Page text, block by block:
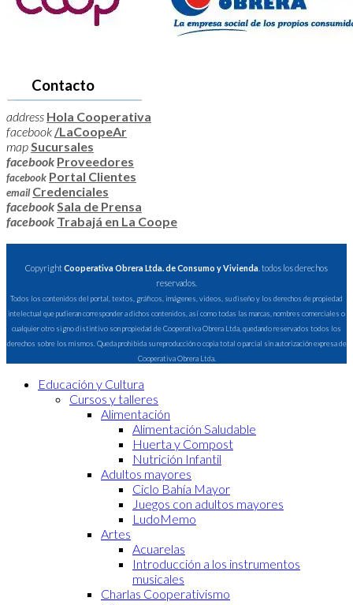
Contacto
address Hola Cooperativa
facebook /LaCoopeAr
mapSucursales
facebook Proveedores
facebook Portal Clientes
email Credenciales
facebookSala de Prensa
facebook Trabajá en La Coope
CopyrightCooperativa Obrera Ltda. de Consumo y Vivienda . todos los derechos
reservados.
Todos los contenidos del portal, textos, gráficos, imágenes, videos, su diseño y los derechos de propiedad
intelectual que pudieran corresponder a dichos contenidos, así como todas las marcas, nombres comerciales o
cualquier otro signo distintivo son propiedad de Cooperativa Obrera Ltda, quedando reservados todos los
derechos sobre los mismos. Queda prohibida su reproducción o copia total o parcial sin autorización expresa de
Cooperativa Obrera Ltda.
Educación y Cultura
Cursos y talleres
Alimentación
Alimentación Saludable
Huerta y Compost
Nutrición Infantil
Adultos mayores
Ciclo Bahía Mayor
Juegos con adultos mayores
LudoMemo
Artes
Acuarelas
Introducción a los instrumentos
musicales
Charlas Cooperativismo